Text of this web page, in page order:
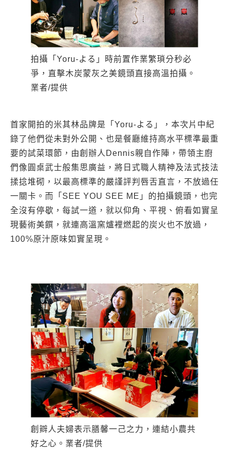
拍攝「Yoru-よる」時前置作業繁瑣分秒必
爭，直擊木炭蒙灰之美鏡頭直接高溫拍攝。
業者/提供
首家開拍的米其林品牌是「Yoru-よる」，本次片中紀
錄了他們從未對外公開、也是餐廳維持高水平標準最重
要的試菜環節，由創辦人Dennis親自作陣，帶領主廚
們像圓桌武士般集思廣益，將日式職人精神及法式技法
揉捻堆砌，以最高標準的嚴謹評判唇舌直言，不放過任
一關卡。而「SEE YOU SEE ME」的拍攝鏡頭，也完
全沒有停歇，每試一道，就以仰角、平視、俯看如實呈
現藝術美饌，就連高溫窯爐裡燃起的炭火也不放過，
100%原汁原味如實呈現。
創辧人夫婦表示膳馨一己之力，連結小農共
好之心。業者/提供